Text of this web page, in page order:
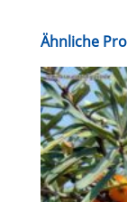
Ähnliche